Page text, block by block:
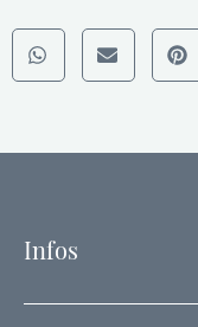
Infos